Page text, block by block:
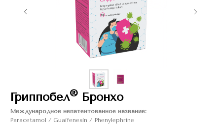
Гриппобел® Бронхо
Международное непатентованное название:
Paracetamol / Guaifenesin / Phenylephrine